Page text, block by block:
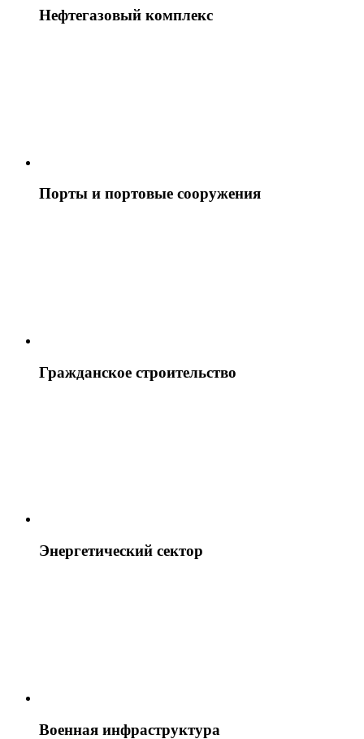
Нефтегазовый комплекс
Порты и портовые сооружения
Гражданское строительство
Энергетический сектор
Военная инфраструктура